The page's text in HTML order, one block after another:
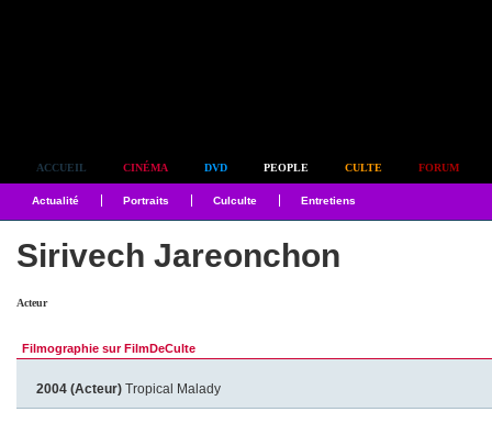
ACCUEIL CINÉMA DVD PEOPLE CULTE FORUM
Actualité Portraits Culculte Entretiens
Sirivech Jareonchon
Acteur
Filmographie sur FilmDeCulte
2004 (Acteur) Tropical Malady